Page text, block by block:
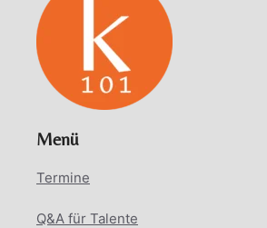
Menü
Termine
Q&A für Talente